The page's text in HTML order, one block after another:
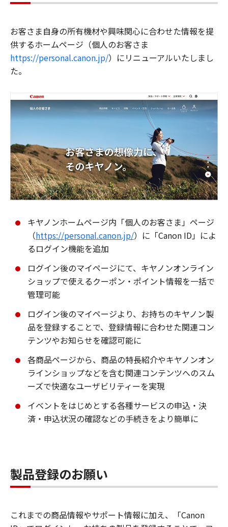
お客さま自身の所有機材や興味関心に合わせた情報を提
供するホームページ（個人のお客さま
https://personal.canon.jp/）にリニューアルいたしまし
た。
キヤノンホームページ内「個人のお客さま」ページ
（https://personal.canon.jp/）に「Canon ID」によ
るログイン機能を追加
ログイン後のマイページにて、キヤノンオンライン
ショップで使えるクーポン・ポイント情報を一括で
管理可能
ログイン後のマイページより、お持ちのキヤノン製
品を登録することで、登録情報に合わせた関連コン
テンツやお知らせを確認可能に
各商品ページから、商品の特長紹介やキヤノンオン
ラインショップなどを含む関連コンテンツへのスム
ーズで快適なユーザビリティーを実現
イベントをはじめとする各種サービスの申込・決
済・申込状況の確認などの手続きをより簡単に
製品登録のお願い
これまでの商品情報やサポート情報に加え、「Canon